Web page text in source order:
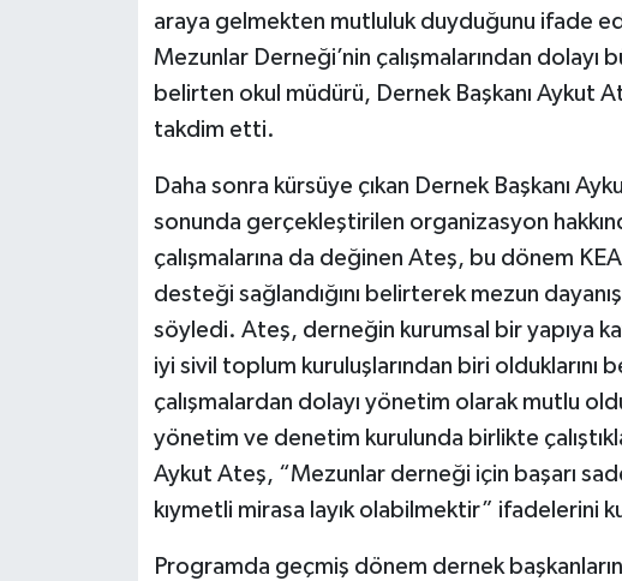
araya gelmekten mutluluk duyduğunu ifade
Mezunlar Derneği’nin çalışmalarından
belirten okul müdürü, Dernek Başkanı Aykut
takdim etti.
Daha sonra kürsüye çıkan Dernek Başkanı
sonunda gerçekleştirilen organizasyon
çalışmalarına da değinen Ateş, bu dönem
desteği sağlandığını belirterek mezun
söyledi. Ateş, derneğin kurumsal bir yapıya
iyi sivil toplum kuruluşlarından biri
çalışmalardan dolayı yönetim olarak mutlu
yönetim ve denetim kurulunda birlikte
Aykut Ateş, “Mezunlar derneği için başarı
kıymetli mirasa layık olabilmektir” ifadelerini
Programda geçmiş dönem dernek